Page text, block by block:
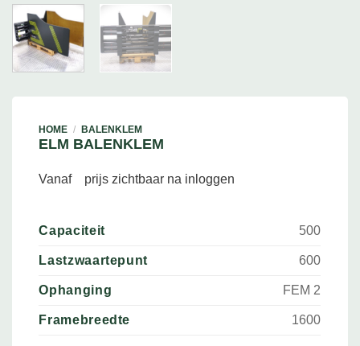
HOME / BALENKLEM
ELM BALENKLEM
Vanaf prijs zichtbaar na inloggen
Capaciteit 500
Lastzwaartepunt 600
Ophanging FEM 2
Framebreedte 1600